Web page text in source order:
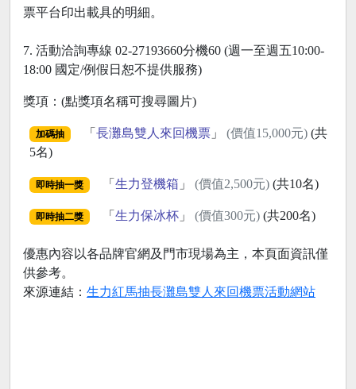
票平台印出載具的明細。
7. 活動洽詢專線 02-27193660分機60 (週一至週五10:00-
18:00 國定/例假日恕不提供服務)
獎項：(點獎項名稱可搜尋圖片)
加碼抽 「 長灘島雙人來回機票」 (價值15,000元)(共
5名)
即時抽一獎 「 生力登機箱 」 (價值2,500元)(共10名)
即時抽二獎 「 生力保冰杯」 (價值300元)(共200名)
優惠內容以各品牌官網及門市現場為主，本頁面資訊僅
供參考。
來源連結： 生力紅馬抽長灘島雙人來回機票活動網站